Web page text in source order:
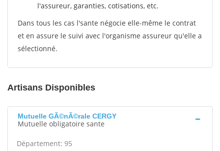
l'assureur, garanties, cotisations, etc.
Dans tous les cas l'sante négocie elle-même le contrat
et en assure le suivi avec l'organisme assureur qu'elle a
sélectionné.
Artisans Disponibles
Mutuelle GÃ©nÃ©rale CERGY
Mutuelle obligatoire sante
Département: 95